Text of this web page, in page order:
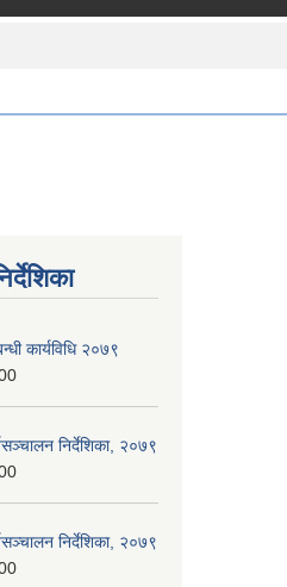
कार्यविधि २०७९
निर्देशिका, २०७९
निर्देशिका, २०७९